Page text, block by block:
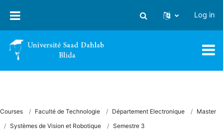
Toggle search input
Log in
Courses Faculté de Technologie Département Electronique
Master
Systèmes de Vision et Robotique
Semestre 3